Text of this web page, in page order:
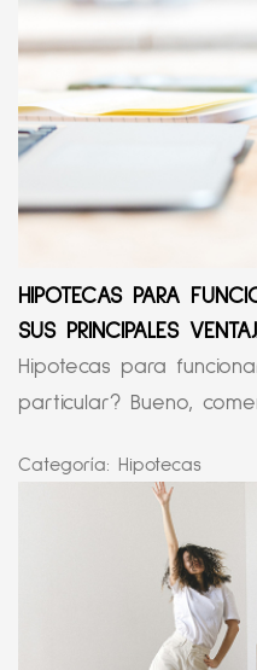
HIPOTECAS PARA
SUS PRINCIPALES
Hipotecas para
particular? Bueno,
Categoría: Hipotecas